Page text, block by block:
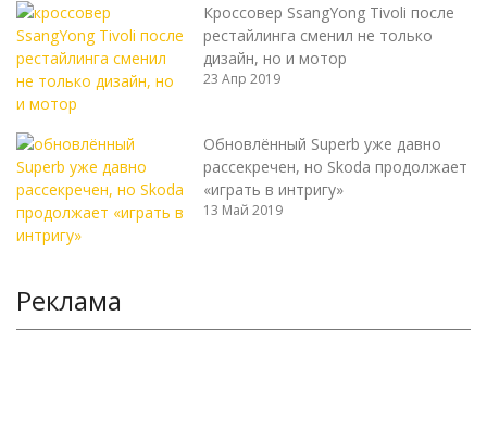
Кроссовер SsangYong Tivoli после
рестайлинга сменил не только
дизайн, но и мотор
23 Апр 2019
Обновлённый Superb уже давно
рассекречен, но Skoda продолжает
«играть в интригу»
13 Май 2019
Реклама